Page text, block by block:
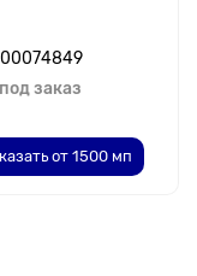
заказ
от 1500 мп